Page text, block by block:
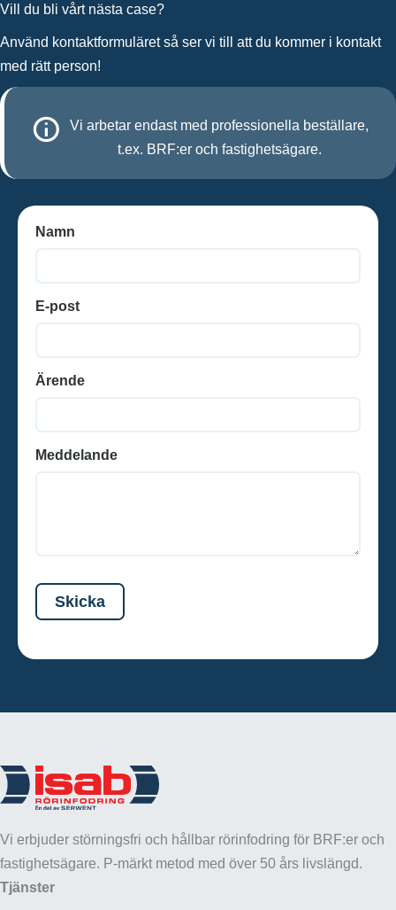
Vill du bli vårt nästa case?
Använd kontaktformuläret så ser vi till att du kommer i kontakt
med rätt person!
Vi arbetar endast med professionella beställare,
t.ex. BRF:er och fastighetsägare.
Namn
E-post
Ärende
Meddelande
Skicka
Vi erbjuder störningsfri och hållbar rörinfodring för BRF:er och
fastighetsägare. P-märkt metod med över 50 års livslängd.
Tjänster